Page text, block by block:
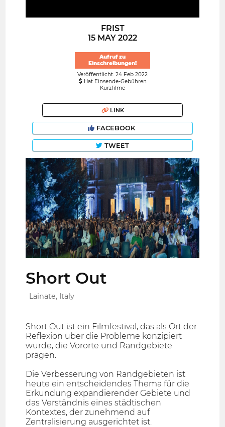
FRIST
15 MAY 2022
Aufruf zu
Einschreibungen!
Veröffentlicht: 24 Feb 2022
Hat Einsende-Gebühren
Kurzfilme
LINK
FACEBOOK
TWEET
Short Out
Lainate, Italy
Short Out ist ein Filmfestival, das als Ort der
Reflexion über die Probleme konzipiert
wurde, die Vororte und Randgebiete
prägen.
Die Verbesserung von Randgebieten ist
heute ein entscheidendes Thema für die
Erkundung expandierender Gebiete und
das Verständnis eines städtischen
Kontextes, der zunehmend auf
Zentralisierung ausgerichtet ist.